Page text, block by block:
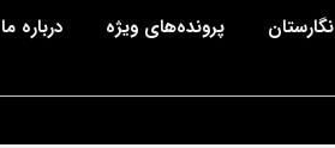
نگارستان پرونده‌های ویژه درباره ما